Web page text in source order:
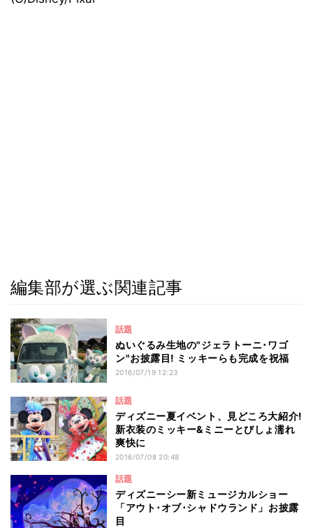
編集部が選ぶ関連記事
話題
ぬいぐるみ生地の"ジェラトーニ･ワゴ
ン"お披露目! ミッキーらも完成を祝福
2016/07/19 12:23
話題
ディズニー夏イベント、見どころ大紹介!
新衣装のミッキー&ミニーとびしょ濡れ
爽快に
2016/07/08 20:48
話題
ディズニーシー新ミュージカルショー
「アウト･オブ･シャドウランド」お披露
目